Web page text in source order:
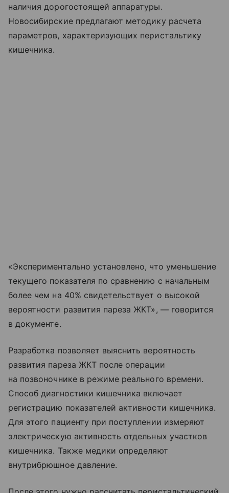
наличия дорогостоящей аппаратуры.
Новосибирские предлагают методику расчета
параметров, характеризующих перистальтику
кишечника.
«Экспериментально установлено, что уменьшение
текущего показателя по сравнению с начальным
более чем на 40% свидетельствует о высокой
вероятности развития пареза ЖКТ», — говорится
в документе.
Разработка позволяет выяснить вероятность
развития пареза ЖКТ после операции
на позвоночнике в режиме реального времени.
Способ диагностики кишечника включает
регистрацию показателей активности кишечника.
Для этого пациенту при поступлении измеряют
электрическую активность отдельных участков
кишечника. Также медики определяют
внутрибрюшное давление.